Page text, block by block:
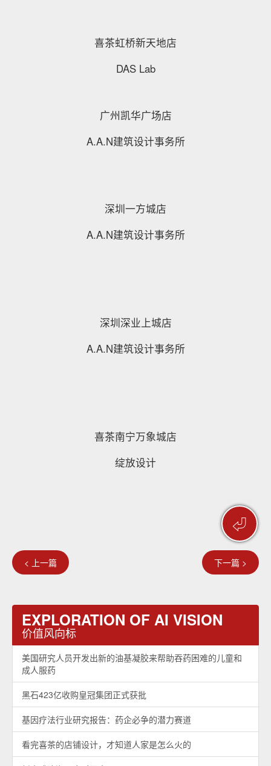
⏎
喜茶虹桥新天地店
DAS Lab
广州凯华广场店
A.A.N建筑设计事务所
深圳一方城店
A.A.N建筑设计事务所
深圳深业上城店
A.A.N建筑设计事务所
喜茶南宁万象城店
绽放设计
< 上一篇 下一篇 >
EXPLORATION OF AI VISION
价值风向标
美国研究人员开发出新的油基凝胶来帮助吞药困难的儿童和
成人服药
黑石423亿收购皇冠集团正式获批
基因疗法行业研究报告：药企必争的潜力赛道
看完喜茶的店铺设计，才知道人家是怎么火的